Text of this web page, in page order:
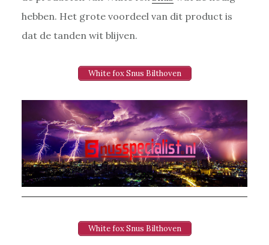
hebben. Het grote voordeel van dit product is
dat de tanden wit blijven.
White fox Snus Bilthoven
White fox Snus Bilthoven